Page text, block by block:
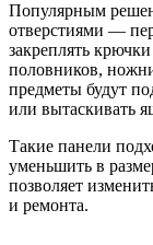
Популярным
отверстиями —
закреплять
половников,
предметы будут
или вытаскивать
Такие панели
уменьшить в
позволяет
и ремонта.